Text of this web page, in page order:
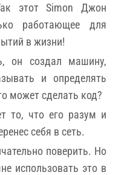
этот Simon Джон
работающее для
в жизни!
он создал машину,
и определять
может сделать код?
то, что его разум и
себя в сеть.
поверить. Но
использовать это в